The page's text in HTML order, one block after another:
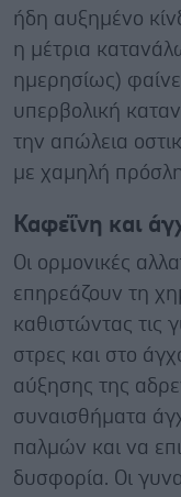
ήδη αυξημένο
η μέτρια
ημερησίως)
υπερβολική
την απώλεια
με χαμηλή
Καφεΐνη και
Οι ορμονικές
επηρεάζουν τη
καθιστώντας τις
στρες και στο
αύξησης της
συναισθήματα
παλμών και να
δυσφορία. Οι